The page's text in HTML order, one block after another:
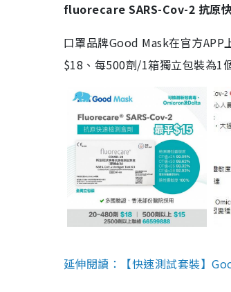
fluorecare SARS-Cov-2 抗原
口罩品牌Good Mask在官方
$18、每500劑/1箱獨立包裝為1
延伸閱讀：【快速測試套裝】